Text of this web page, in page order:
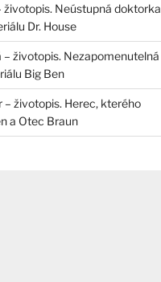
životopis. Neústupná doktorka
Dr. House
– životopis. Nezapomenutelná
Big Ben
– životopis. Herec, kterého
a Otec Braun